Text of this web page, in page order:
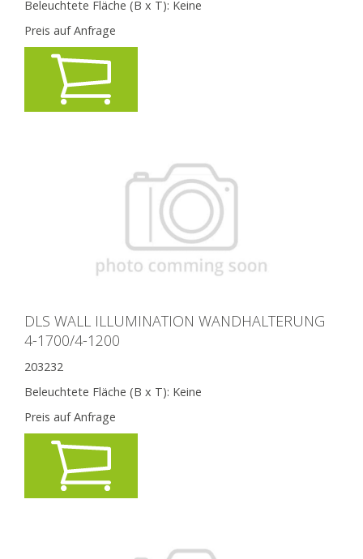
Beleuchtete Fläche (B x T): Keine
Preis auf Anfrage
DLS WALL ILLUMINATION WANDHALTERUNG
4-1700/4-1200
203232
Beleuchtete Fläche (B x T): Keine
Preis auf Anfrage